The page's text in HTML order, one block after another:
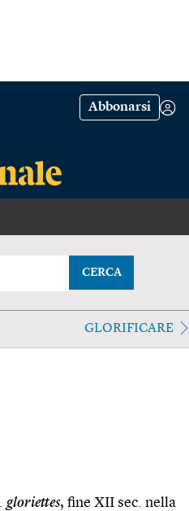
Abbonarsi
CERCA
GLORIFICARE
gloriettes, fine XII sec. nella